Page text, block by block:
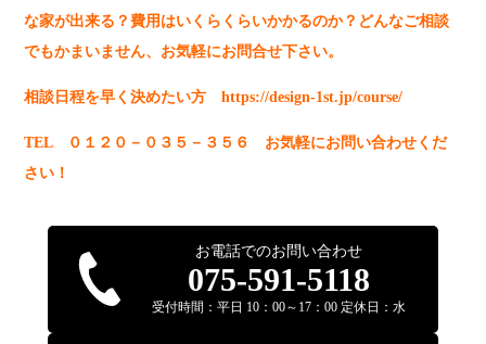
な家が出来る？費用はいくらくらいかかるのか？どんなご相談
でもかまいません、お気軽にお問合せ下さい。
相談日程を早く決めたい方https://design-1st.jp/course/
TEL ０１２０－０３５－３５６ お気軽にお問い合わせくだ
さい！
お電話でのお問い合わせ
075-591-5118
受付時間：平日 10：00～17：00 定休日：水